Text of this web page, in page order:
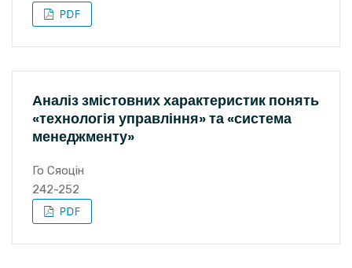
Аналіз змістовних характеристик понять
«технологія управління» та «система
менеджменту»
Го Сяоцін
242-252